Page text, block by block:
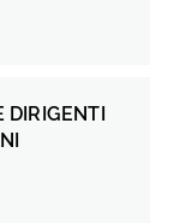
DIRIGENTI